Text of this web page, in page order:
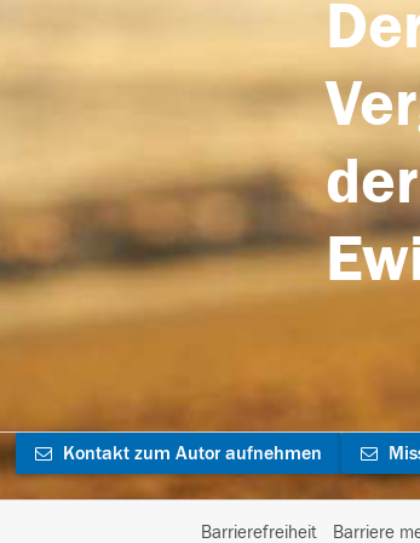
Kontakt zum Autor aufnehmen
Barrierefreiheit Barriere